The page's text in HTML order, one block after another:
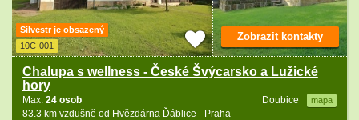
Silvestr je obsazený
10C-001
Chalupa s wellness - České Švýcarsko a Lužické
hory
Doubice mapa
Max. 24 osob
83.3 km vzdušně od Hvězdárna Ďáblice - Praha
Zobrazit kontakty